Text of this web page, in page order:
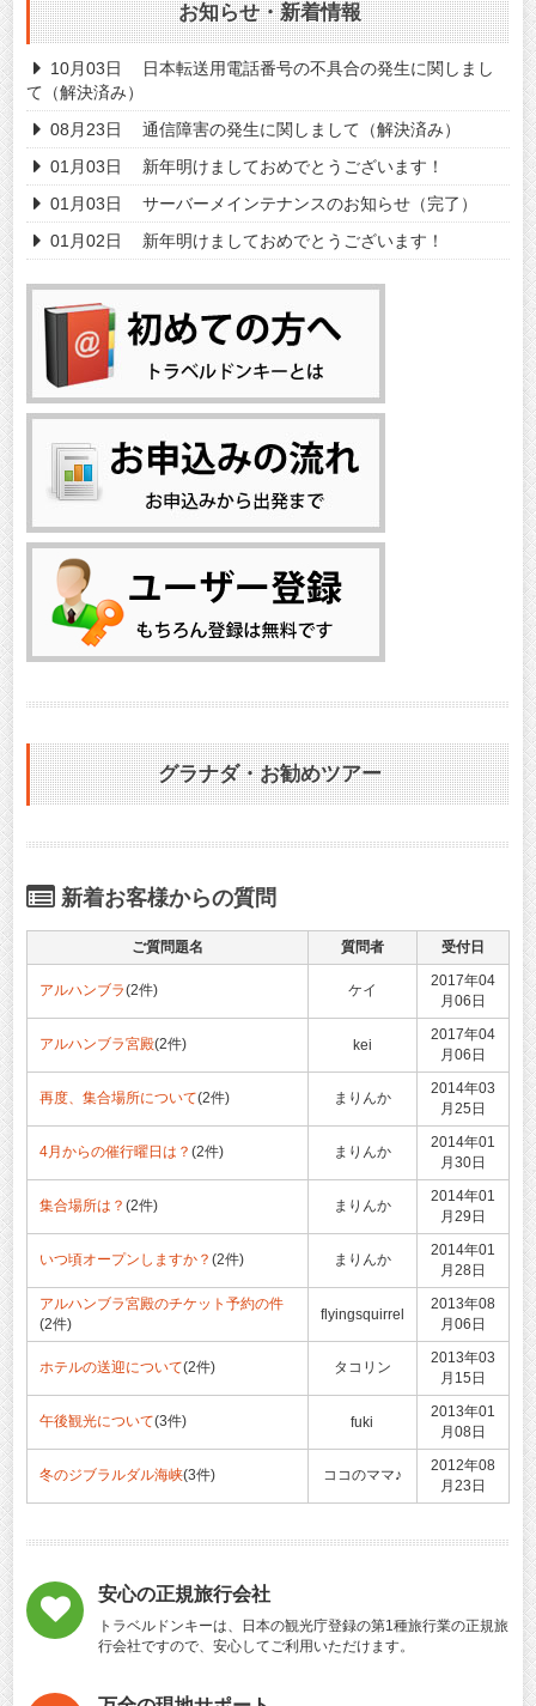
お知らせ・新着情報
10月03日
日本転送用電話番号の不具合の発生に関しまし
て（解決済み）
08月23日
通信障害の発生に関しまして（解決済み）
01月03日
新年明けましておめでとうございます！
01月03日
サーバーメインテナンスのお知らせ（完了）
01月02日
新年明けましておめでとうございます！
グラナダ・お勧めツアー
新着お客様からの質問
ご質問題名 質問者 受付日
アルハンブラ(2件) ケイ
2017年04
月06日
アルハンブラ宮殿(2件) kei
2017年04
月06日
再度、集合場所について(2件) まりんか
2014年03
月25日
4月からの催行曜日は？ (2件) まりんか
2014年01
月30日
集合場所は？ (2件) まりんか
2014年01
月29日
いつ頃オープンしますか？ (2件) まりんか
2014年01
月28日
アルハンブラ宮殿のチケット予約の件
(2件)
flyingsquirrel
2013年08
月06日
ホテルの送迎について(2件) タコリン
2013年03
月15日
午後観光について(3件) fuki
2013年01
月08日
冬のジブラルダル海峡(3件) ココのママ♪
2012年08
月23日
安心の正規旅行会社
トラベルドンキーは、日本の観光庁登録の第1種旅行業の正規旅
行会社ですので、安心してご利用いただけます。